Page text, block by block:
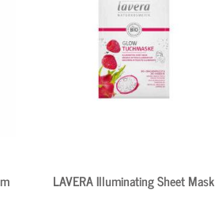
LAVERA Illuminating Sheet Mask